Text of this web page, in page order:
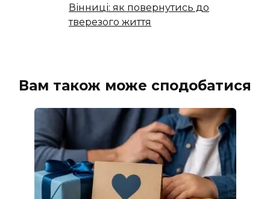
Вінниці: як повернутись до
тверезого життя
Вам також може сподобатися